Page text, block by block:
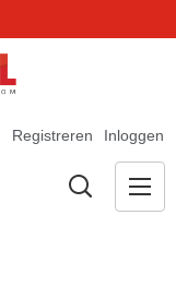
Registreren Inloggen